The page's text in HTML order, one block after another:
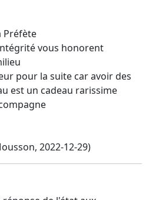
Préfète
vous honorent
pour la suite car avoir des
est un cadeau rarissime
2022-12-29)